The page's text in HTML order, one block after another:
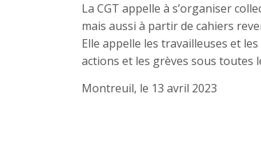
La CGT appelle à s’organiser
mais aussi à partir de cahiers
Elle appelle les travailleuses et
actions et les grèves sous toutes
Montreuil, le 13 avril 2023